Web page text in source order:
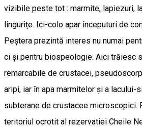
vizibile peste tot : marmite, lapiezuri,
lingurițe. Ici-colo apar începuturi de
Peștera prezintă interes nu numai
ci și pentru biospeologie. Aici trăiesc
remarcabile de crustacei,
aripi, iar în apa marmitelor și a
subterane de crustacee microscopici.
teritoriul ocrotit al rezervatiei Cheile